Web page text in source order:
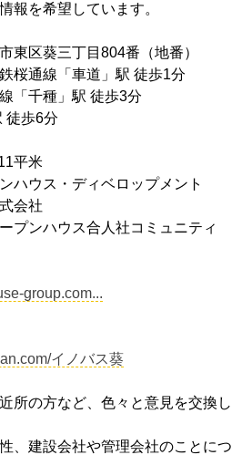
報を希望しています。
東区葵三丁目804番（地番）
桜通線「車道」駅 徒歩1分
「千種」駅 徒歩3分
徒歩6分
平米
ハウス・ディベロップメント
会社
プンハウス合人社コミュニティ
group.com...
イノバス葵
所の方など、色々と意見を交換し
、建設会社や管理会社のことにつ